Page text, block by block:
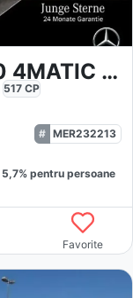
Mercedes-Benz GLE 580 4MATIC AMG
517 CP
MER232213
5,7% pentru persoane
Favorite